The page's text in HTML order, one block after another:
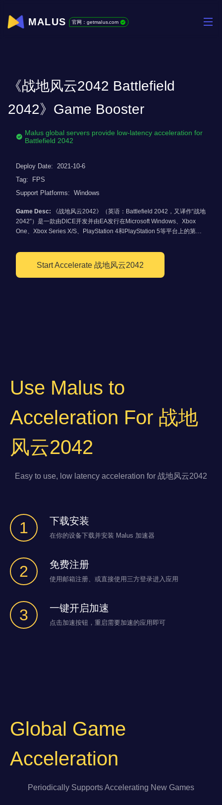
MALUS 官网：getmalus.com
《战地风云2042 Battlefield
2042》Game Booster
Malus global servers provide low-latency acceleration for
Battlefield 2042
Deploy Date: 2021-10-6
Tag:
FPS
Support Platforms: Windows
Game Desc:
《战地风云2042》（英语：Battlefield 2042，又译作“战地
2042”）是一款由DICE开发并由EA发行在Microsoft Windows、Xbox
One、Xbox Series X/S、PlayStation 4和PlayStation 5等平台上的第一
Start Accelerate 战地风云2042
Use Malus to
Acceleration For 战地
风云2042
Easy to use, low latency acceleration for 战地风云2042
1 下载安装
在你的设备下载并安装 Malus 加速器
2 免费注册
使用邮箱注册、或直接使用三方登录进入应用
3 一键开启加速
点击加速按钮，重启需要加速的应用即可
Global Game
Acceleration
Periodically Supports Accelerating New Games